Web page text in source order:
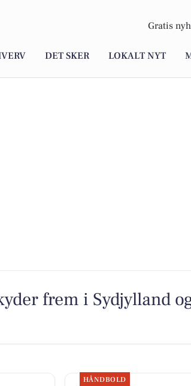
Gratis
DET SKER LOKALT NYT
frem i Sydjylland
HÅNDBOLD